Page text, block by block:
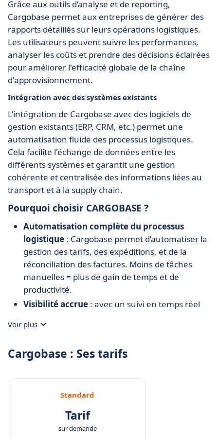
Grâce aux outils d’analyse et de reporting,
Cargobase permet aux entreprises de générer des
rapports détaillés sur leurs opérations logistiques.
Les utilisateurs peuvent suivre les performances,
analyser les coûts et prendre des décisions éclairées
pour améliorer l'efficacité globale de la chaîne
d'approvisionnement.
Intégration avec des systèmes existants
L’intégration de Cargobase avec des logiciels de
gestion existants (ERP, CRM, etc.) permet une
automatisation fluide des processus logistiques.
Cela facilite l'échange de données entre les
différents systèmes et garantit une gestion
cohérente et centralisée des informations liées au
transport et à la supply chain.
Pourquoi choisir CARGOBASE ?
Automatisation complète du processus
logistique : Cargobase permet d’automatiser la
gestion des tarifs, des expéditions, et de la
réconciliation des factures. Moins de tâches
manuelles = plus de gain de temps et de
productivité.
Visibilité accrue : avec un suivi en temps réel
transparence totale. Vous savez où se trouve
ainsi de réagir rapidement en cas de retard ou
l'outil vérifie automatiquement la conformité
réduisant ainsi les erreurs humaines et les
risques de surfacturation.
Voir plus
Cargobase : Ses tarifs
Standard
Tarif
sur demande